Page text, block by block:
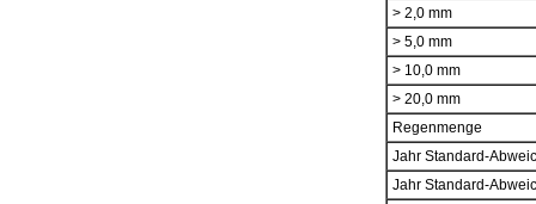
> 2,0 mm
> 5,0 mm
> 10,0 mm
> 20,0 mm
Regenmenge
Jahr Standard-
Jahr Standard-